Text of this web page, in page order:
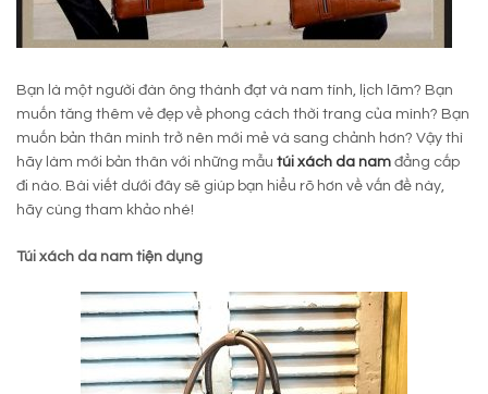
Bạn là một người đàn ông thành đạt và nam tính, lịch lãm? Bạn
muốn tăng thêm vẻ đẹp về phong cách thời trang của mình? Bạn
muốn bản thân mình trở nên mới mẻ và sang chảnh hơn? Vậy thì
hãy làm mới bản thân với những mẫu túi xách da nam đẳng cấp
đi nào. Bài viết dưới đây sẽ giúp bạn hiểu rõ hơn về vấn đề này,
hãy cùng tham khảo nhé!
Túi xách da nam tiện dụng